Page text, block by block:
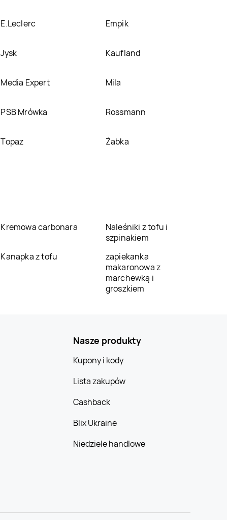
E.Leclerc Empik
Jysk Kaufland
Media Expert Mila
PSB Mrówka Rossmann
Topaz Żabka
Kremowa carbonara
Naleśniki z tofu i
szpinakiem
Kanapka z tofu
zapiekanka
makaronowa z
marchewką i
groszkiem
Nasze produkty
Kupony i kody
Lista zakupów
Cashback
Blix Ukraine
Niedziele handlowe